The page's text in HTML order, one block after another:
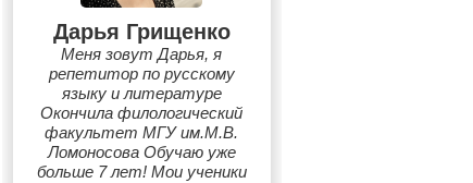
Дарья Грищенко
Меня зовут Дарья, я
репетитор по русскому
языку и литературе
Окончила филологический
факультет МГУ им.М.В.
Ломоносова Обучаю уже
больше 7 лет! Мои ученики